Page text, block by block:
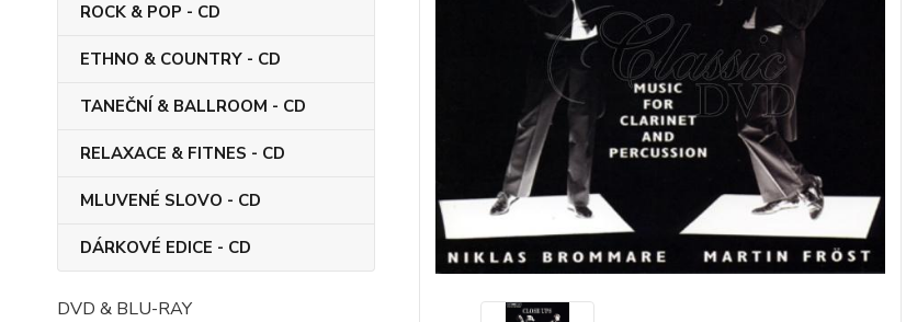
ROCK & POP - CD
ETHNO & COUNTRY - CD
TANEČNÍ & BALLROOM - CD
RELAXACE & FITNES - CD
MLUVENÉ SLOVO - CD
DÁRKOVÉ EDICE - CD
DVD & BLU-RAY